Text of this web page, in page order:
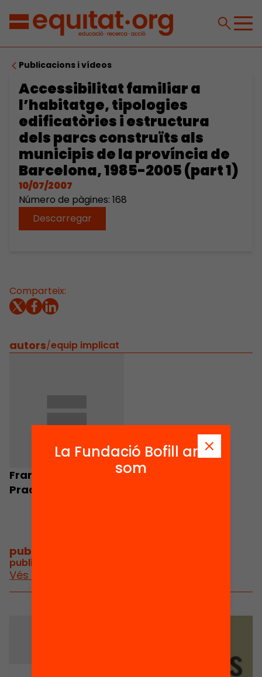
Publicacions i vídeos
Accessibilitat familiar a
l’habitatge, tipologies
edificatòries i estructura
dels parcs construïts als
municipis de la província de
Barcelona, 1985-2005 (part 1)
10/07/2007
Número de pàgines: 168
Descarregar
Comparteix:
autors/equip implicat
Francesc Muñoz
Pradas
publicacions i vídeos
publicacions i vídeos relacionats
Vés a publicacions i vídeos
La Fundació Bofill ara
som